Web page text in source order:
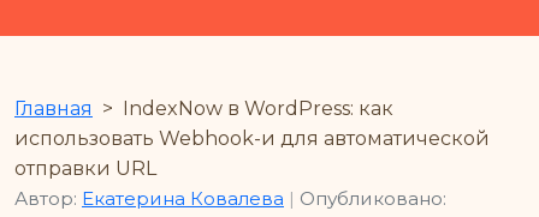
Главная >
IndexNow в WordPress: как
использовать Webhook-и для автоматической
отправки URL
Автор: Екатерина Ковалева | Опубликовано: